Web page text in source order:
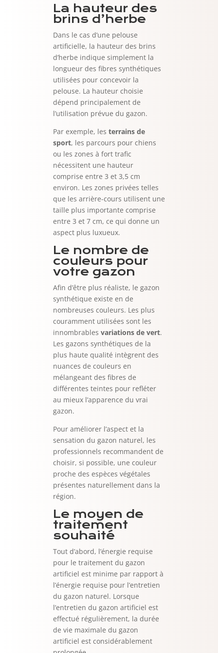
La hauteur des
brins d’herbe
Dans le cas d’une pelouse
artificielle, la hauteur des brins
d’herbe indique simplement la
longueur des fibres synthétiques
utilisées pour concevoir la
pelouse. La hauteur choisie
dépend principalement de
l’utilisation prévue du gazon.
Par exemple, les terrains de
sport, les parcours pour chiens
ou les zones à fort trafic
nécessitent une hauteur
comprise entre 3 et 3,5 cm
environ. Les zones privées telles
que les arrière-cours utilisent une
taille plus importante comprise
entre 3 et 7 cm, ce qui donne un
aspect plus luxueux.
Le nombre de
couleurs pour
votre gazon
Afin d’être plus réaliste, le gazon
synthétique existe en de
nombreuses couleurs. Les plus
couramment utilisées sont les
innombrables variations de vert.
Les gazons synthétiques de la
plus haute qualité intègrent des
nuances de couleurs en
mélangeant des fibres de
différentes teintes pour refléter
au mieux l’apparence du vrai
gazon.
Pour améliorer l’aspect et la
sensation du gazon naturel, les
professionnels recommandent de
choisir, si possible, une couleur
proche des espèces végétales
présentes naturellement dans la
région.
Le moyen de
traitement
souhaité
Tout d’abord, l’énergie requise
pour le traitement du gazon
artificiel est minime par rapport à
l’énergie requise pour l’entretien
du gazon naturel. Lorsque
l’entretien du gazon artificiel est
effectué régulièrement, la durée
de vie maximale du gazon
artificiel est considérablement